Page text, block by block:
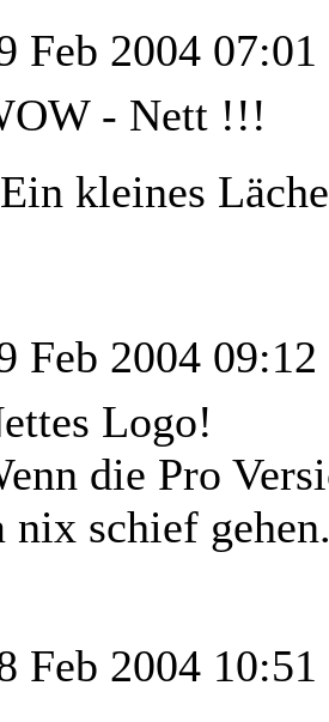
Feb 2004 07:01
- Nett !!!
kleines
Feb 2004 09:12
Logo!
die Pro
nix schief
Feb 2004 10:51